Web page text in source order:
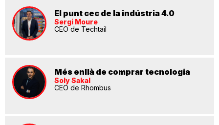
El punt cec de la indústria 4.0
Sergi Moure
CEO de Techtail
Més enllà de comprar tecnologia
Soly Sakal
CEO de Rhombus